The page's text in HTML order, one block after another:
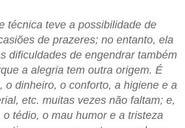
técnica teve a possibilidade de
de prazeres; no entanto, ela
dificuldades de engendrar também
a alegria tem outra origem. É
o dinheiro, o conforto, a higiene e a
etc. muitas vezes não faltam; e,
tédio, o mau humor e a tristeza